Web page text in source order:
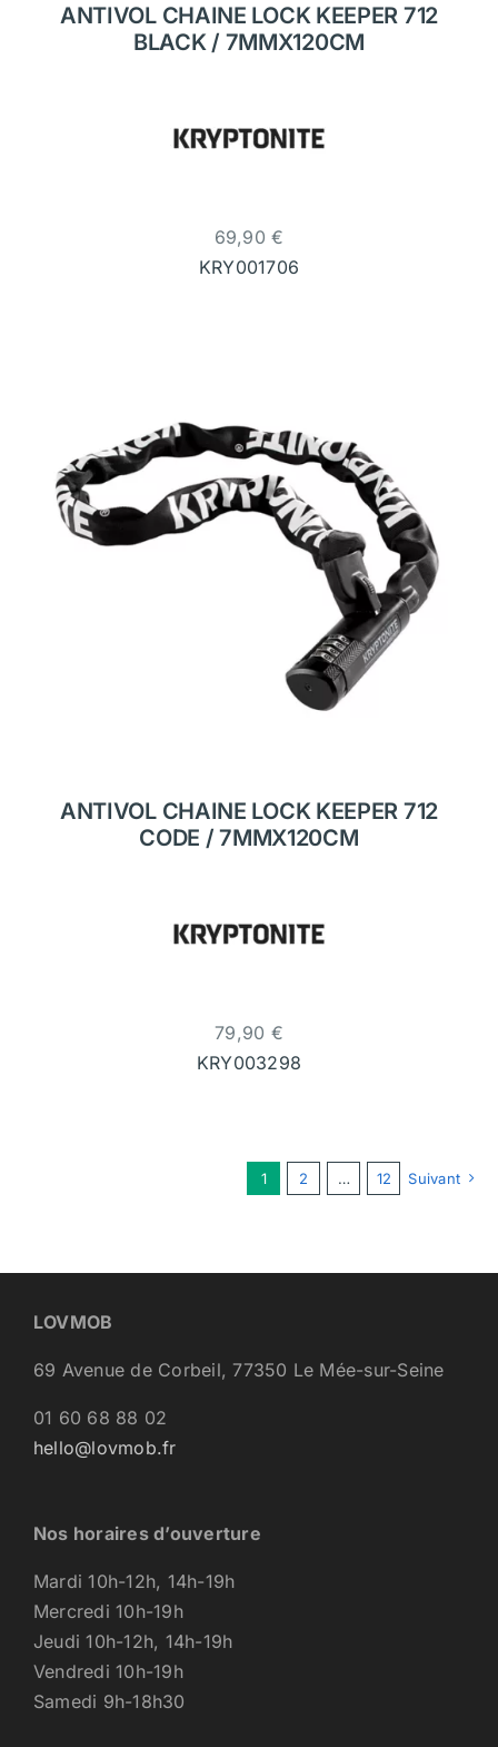
ANTIVOL CHAINE LOCK KEEPER 712
BLACK / 7MMX120CM
69,90€
KRY001706
ANTIVOL CHAINE LOCK KEEPER 712
CODE / 7MMX120CM
79,90 €
KRY003298
1 2 … 12 Suivant
LOVMOB
69 Avenue de Corbeil, 77350 Le Mée-sur-Seine
01 60 68 88 02
hello@lovmob.fr
Nos horaires d’ouverture
Mardi 10h-12h, 14h-19h
Mercredi 10h-19h
Jeudi 10h-12h, 14h-19h
Vendredi 10h-19h
Samedi 9h-18h30